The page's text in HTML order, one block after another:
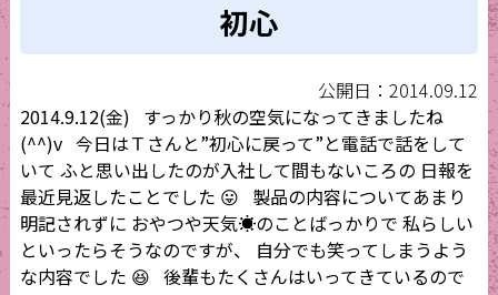
初心
公開日：2014.09.12
2014.9.12(金) すっかり秋の空気になってきましたね
(^^)v 今日はＴさんと”初心に戻って”と電話で話をして
いて ふと思い出したのが入社して間もないころの 日報を
最近見返したことでした 😛 製品の内容についてあまり
明記されずに おやつや天気☀のことばっかりで 私らしい
といったらそうなのですが、 自分でも笑ってしまうよう
な内容でした 😆 後輩もたくさんはいってきているので